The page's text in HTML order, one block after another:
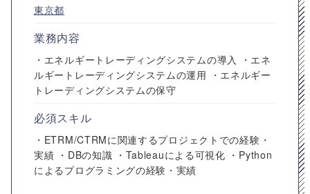
東京都
業務内容
・エネルギートレーディングシステムの導入 ・エネ
ルギートレーディングシステムの運用 ・エネルギー
トレーディングシステムの保守
必須スキル
・ETRM/CTRMに関連するプロジェクトでの経験・
実績 ・DBの知識 ・Tableauによる可視化 ・Python
によるプログラミングの経験・実績